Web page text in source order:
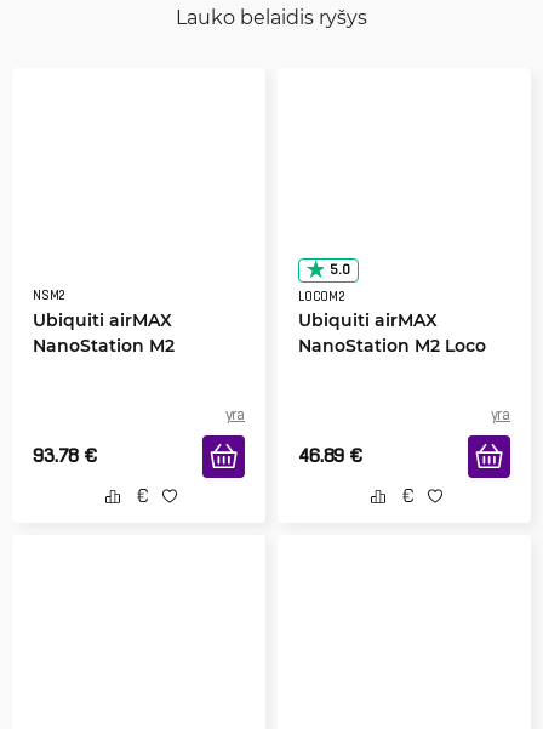
Lauko belaidis ryšys
NSM2
Ubiquiti airMAX
NanoStation M2
yra
93.78 €
5.0
LOCOM2
Ubiquiti airMAX
NanoStation M2 Loco
yra
46.89 €